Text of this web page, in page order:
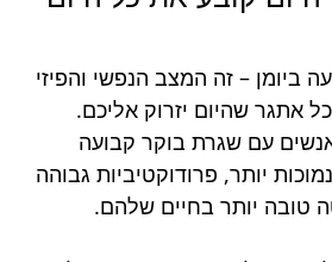
ביומן – זה המצב הנפשי והפיזי
אתגר שהיום יזרוק אליכם.
עם שגרת בוקר קבועה
יותר, פרודוקטיביות גבוהה
טובה יותר בחיים שלהם.